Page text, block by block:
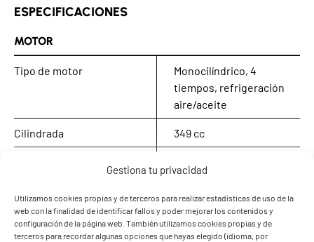
Gestiona tu privacidad
Utilizamos cookies propias y de terceros para realizar estadísticas de uso de la
web con la finalidad de identificar fallos y poder mejorar los contenidos y
configuración de la página web. También utilizamos cookies propias y de
terceros para recordar algunas opciones que hayas elegido (idioma, por
ESPECIFICACIONES
MOTOR
Tipo de motor
Monocilíndrico, 4
tiempos, refrigeración
aire/aceite
Cilindrada 349 cc
Relación de compresión 9,5 : 1